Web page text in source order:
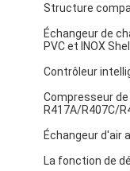
Pompe
Pompe
Pompe
Structure
Échangeur de
PVC et INOX Shell
Contrôleur
Compresseur
R417A/R407C/
Échangeur d'air
La fonction de